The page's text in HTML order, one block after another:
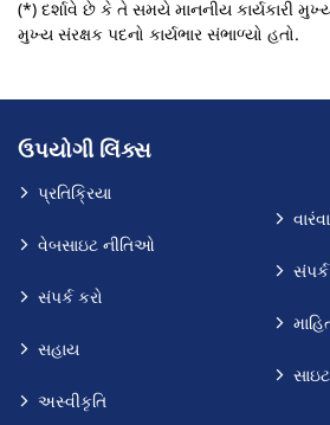
(*) દર્શાવે છે કે તે સમયે માનનીય કાર્યકારી
મુખ્ય સંરક્ષક પદનો કાર્યભાર સંભાળ્યો હતો.
ઉપયોગી લિંક્સ
પ્રતિક્રિયા
વેબસાઇટ નીતિઓ
સંપર્ક કરો
સહાય
અસ્વીકૃતિ